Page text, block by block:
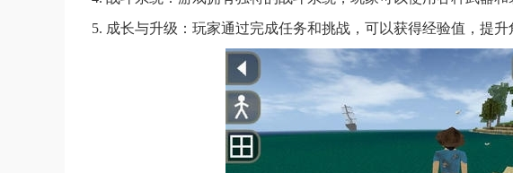
5. 成长与升级：玩家通过完成任务和挑战，可以获得经验值，提升